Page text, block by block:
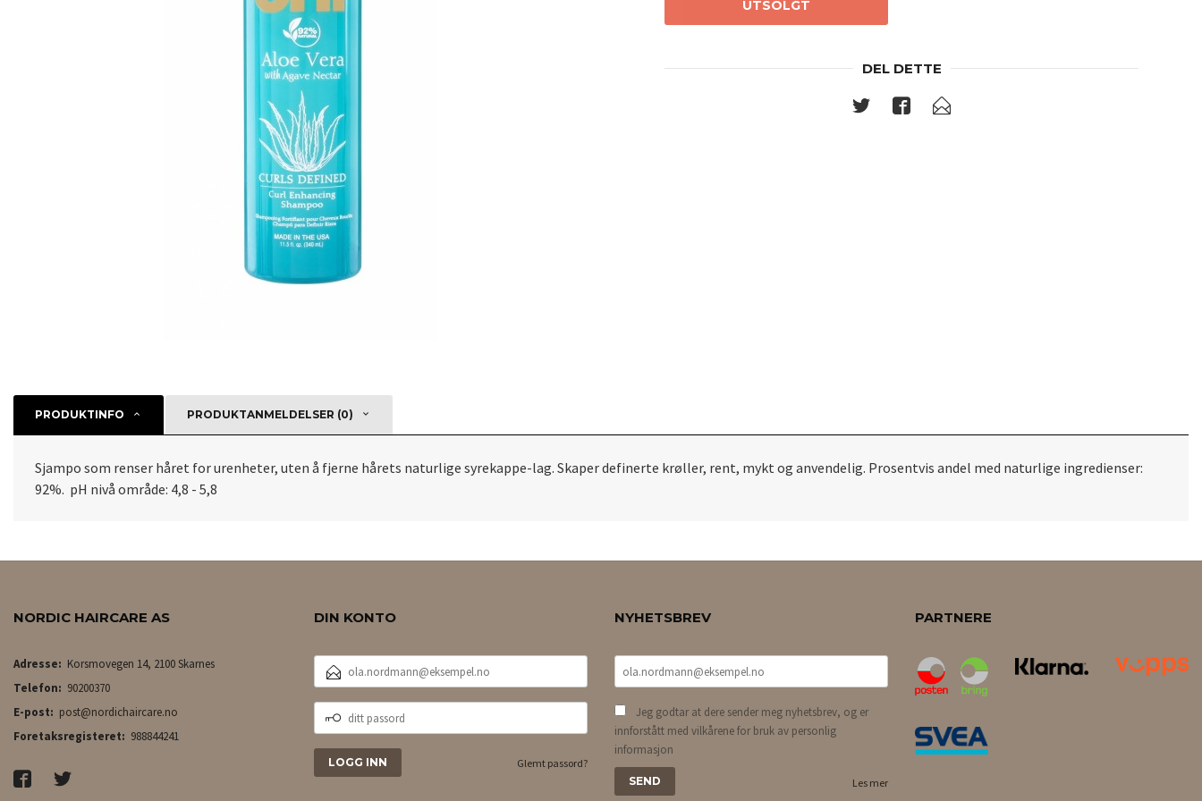
UTSOLGT
DEL DETTE
PRODUKTINFO PRODUKTANMELDELSER (0)
Sjampo som renser håret for urenheter, uten å fjerne hårets naturlige syrekappe-lag. Skaper definerte krøller, rent, mykt og anvendelig. Prosentvis andel med naturlige ingredienser:
92%. pH nivå område: 4,8 - 5,8
NORDIC HAIRCARE AS
Adresse: Korsmovegen 14, 2100 Skarnes
Telefon: 90200370
E-post: post@nordichaircare.no
Foretaksregisteret: 988844241
DIN KONTO
POSTADRESSE
PASSORD
Glemt passord?
NYHETSBREV
Jeg godtar at dere sender meg nyhetsbrev, og er
innforstått med vilkårene for bruk av personlig
informasjon
Les mer
PARTNERE